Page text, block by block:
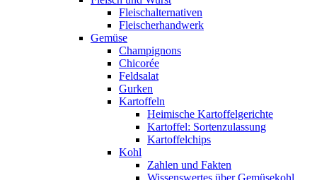
Fleischalternativen
Fleischerhandwerk
Gemüse
Champignons
Chicorée
Feldsalat
Gurken
Kartoffeln
Heimische Kartoffelgerichte
Kartoffel: Sortenzulassung
Kartoffelchips
Kohl
Zahlen und Fakten
Wissenswertes über Gemüsekohl